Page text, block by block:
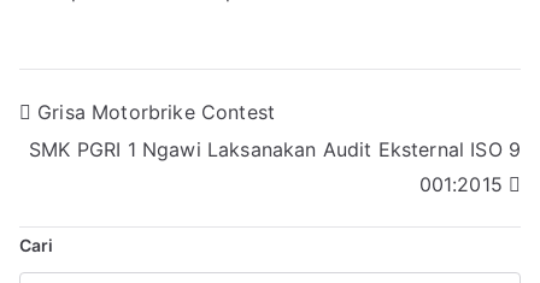
Grisa Motorbrike Contest
SMK PGRI 1 Ngawi Laksanakan Audit Eksternal ISO 9
001:2015
Cari